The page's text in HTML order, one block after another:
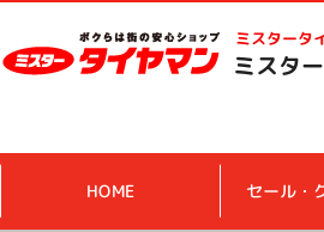
ミスタータ
ミスタ
HOME セール・